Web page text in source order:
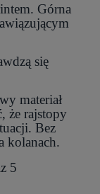
Górna
się
materiał
że rajstopy
Bez
kolanach.
5